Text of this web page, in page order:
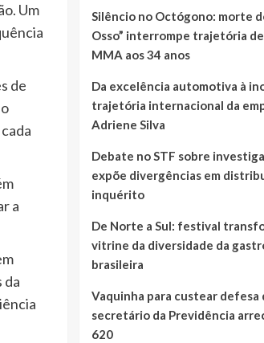
Um
de
a
da
Silêncio no Octógono: morte
Osso” interrompe trajetória
MMA aos 34 anos
Da excelência automotiva à
trajetória internacional da
Adriene Silva
Debate no STF sobre
expõe divergências em
inquérito
De Norte a Sul: festival
vitrine da diversidade da
brasileira
Vaquinha para custear defesa
secretário da Previdência
620